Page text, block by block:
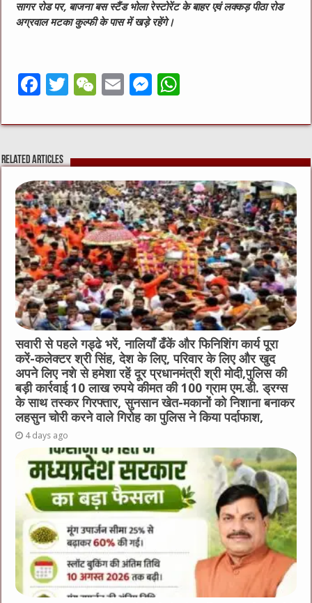
सागर रोड पर, बाजना बस स्टैंड भोला रेस्टोरेंट के बाहर एवं लक्कड़ पीठा रोड
अग्रवाल मटका कुल्फी के पास में खड़े रहेंगे।
F
c
e
b
o
o
k
T
it
te
r
W
C
h
at
E
ai
l
M
ss
e
n
g
er
at
s
A
p
p
Related Articles
सवारी से पहले गड्ढे भरें, नालियाँ ढँकें और फिनिशिंग कार्य पूरा
करें-कलेक्टर श्री सिंह, देश के लिए, परिवार के लिए और खुद
अपने लिए नशे से हमेशा रहें दूर प्रधानमंत्री श्री मोदी,पुलिस की
बड़ी कार्रवाई 10 लाख रुपये कीमत की 100 ग्राम एम.डी. ड्रग्स
के साथ तस्कर गिरफ्तार, सुनसान खेत-मकानों को निशाना बनाकर
लहसुन चोरी करने वाले गिरोह का पुलिस ने किया पर्दाफाश,
4 days ago